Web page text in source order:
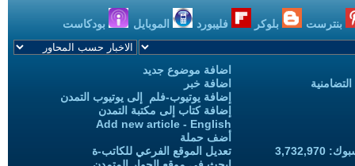
بنترست بلوكر فليبورد الموبايل بودكاست
اضافة موضوع جديد
اضافة خبر
إضافة يوتيوب-فلم إلى يوتيوب التمدن
إضافة كتاب إلى مكتبة التمدن
Add new article - English
أضف حملة
تعديل الموقع الفرعي للكاتب-ة